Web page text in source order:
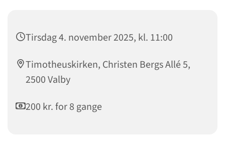
Tirsdag 4. november 2025, kl. 11:00
Timotheuskirken, Christen Bergs Allé 5,
2500 Valby
200 kr. for 8 gange